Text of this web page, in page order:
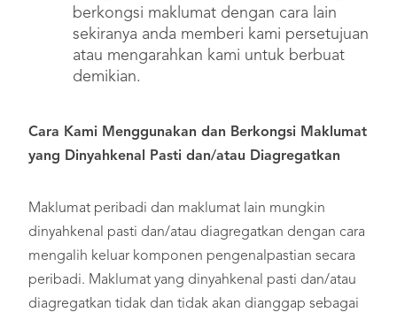
berkongsi maklumat dengan cara lain
sekiranya anda memberi kami persetujuan
atau mengarahkan kami untuk berbuat
demikian.
Cara Kami Menggunakan dan Berkongsi Maklumat
yang Dinyahkenal Pasti dan/atau Diagregatkan
Maklumat peribadi dan maklumat lain mungkin
dinyahkenal pasti dan/atau diagregatkan dengan cara
mengalih keluar komponen pengenalpastian secara
peribadi. Maklumat yang dinyahkenal pasti dan/atau
diagregatkan tidak dan tidak akan dianggap sebagai